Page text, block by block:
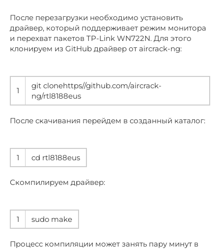
После перезагрузки необходимо установить
драйвер, который поддерживает режим монитора
и перехват пакетов TP-Link WN722N. Для этого
клонируем из GitHub драйвер от aircrack-ng:
1
git clonehttps//github.com/aircrack-
ng/rtl8188eus
После скачивания перейдем в созданный каталог:
1 cd rtl8188eus
Скомпилируем драйвер:
1 sudo make
Процесс компиляции может занять пару минут в